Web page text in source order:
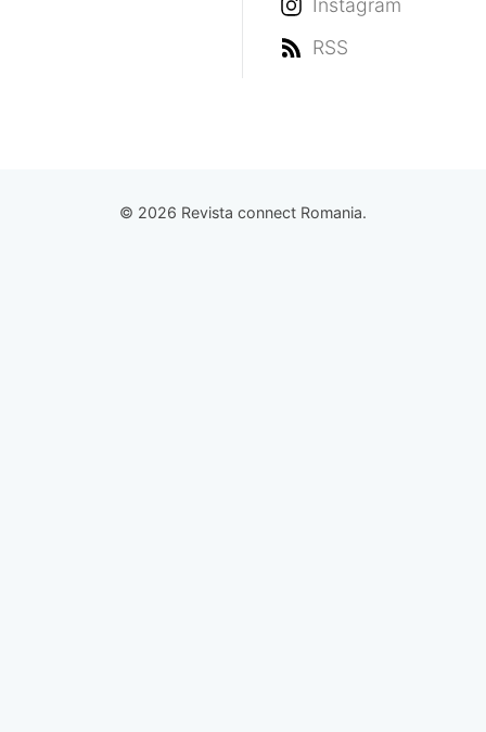
Instagram
RSS
© 2026 Revista connect Romania.